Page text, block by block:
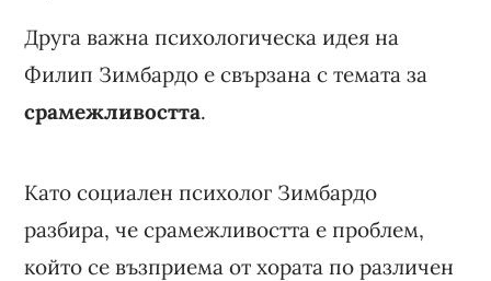
Друга важна психологическа идея на
Филип Зимбардо е свързана с темата за
срамежливостта.
Като социален психолог Зимбардо
разбира, че срамежливостта е проблем,
който се възприема от хората по различен